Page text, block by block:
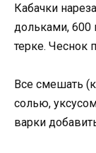
Кабачки
дольками, 600
терке. Чеснок
Все смешать
солью,
варки